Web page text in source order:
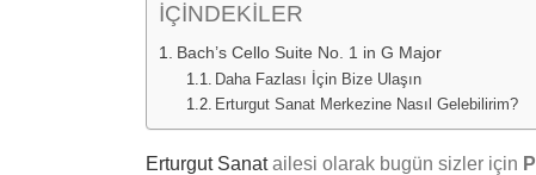
İÇİNDEKİLER
Bach’s Cello Suite No. 1 in G Major
Daha Fazlası İçin Bize Ulaşın
Erturgut Sanat Merkezine Nasıl Gelebilirim?
Erturgut Sanatailesi olarak bugün sizler için